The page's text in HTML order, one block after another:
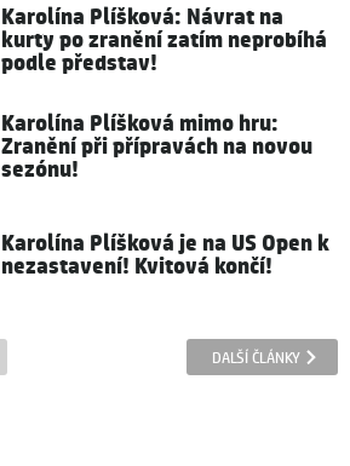
Karolína Plíšková: Návrat na
kurty po zranění zatím neprobíhá
podle představ!
Karolína Plíšková mimo hru:
Zranění při přípravách na novou
sezónu!
Karolína Plíšková je na US Open k
nezastavení! Kvitová končí!
DALŠÍ ČLÁNKY